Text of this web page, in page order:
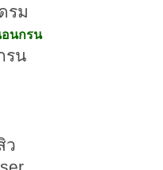
รม
อนกรน
รน
ว
คอลลาเจน คืออะไร